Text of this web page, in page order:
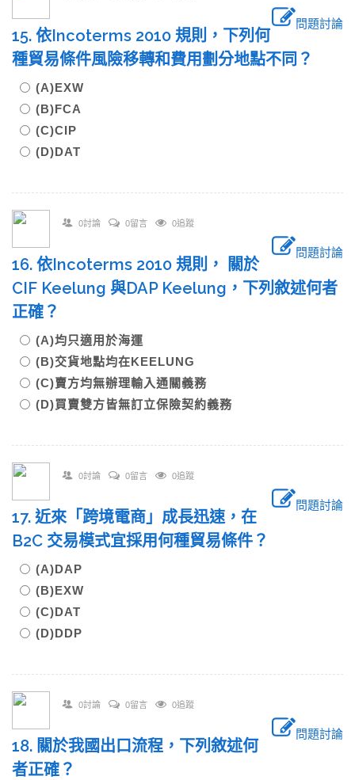
問題討論
15. 依Incoterms 2010 規則，下列何
種貿易條件風險移轉和費用劃分地點不同？
(A)EXW
(B)FCA
(C)CIP
(D)DAT
0討論 0留言 0追蹤
問題討論
16. 依Incoterms 2010 規則， 關於
CIF Keelung 與DAP Keelung，下列敘述何者
正確？
(A)均只適用於海運
(B)交貨地點均在KEELUNG
(C)賣方均無辦理輸入通關義務
(D)買賣雙方皆無訂立保險契約義務
0討論 0留言 0追蹤
問題討論
17. 近來「跨境電商」成長迅速，在
B2C 交易模式宜採用何種貿易條件？
(A)DAP
(B)EXW
(C)DAT
(D)DDP
0討論 0留言 0追蹤
問題討論
18. 關於我國出口流程，下列敘述何
者正確？